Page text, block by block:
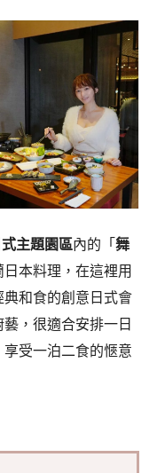
主題園區內的「 舞
日本料理，在這裡用
和食的創意日式會
，很適合安排一日
受一泊二食的愜意